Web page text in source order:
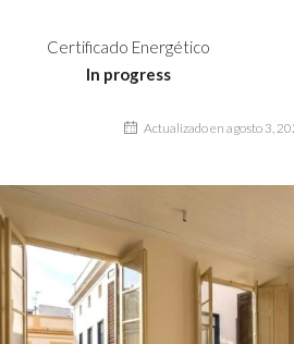
Certificado Energético
In progress
Actualizado en agosto 3,